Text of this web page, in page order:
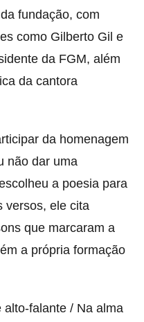
fundação, com
como Gilberto Gil e
da FGM, além
da cantora
da homenagem
não dar uma
a poesia para
versos, ele cita
que marcaram a
a própria formação
alto-falante / Na alma